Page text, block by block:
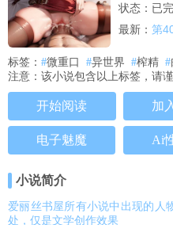
状态：已
最新： 第
标签： #微重口 #异世界 #榨精 #
注意：该小说包含以上标签，请
开始阅读 加
电子魅魔 Ai
小说简介
爱丽丝书屋所有小说中出现的人
处，仅是文学创作效果